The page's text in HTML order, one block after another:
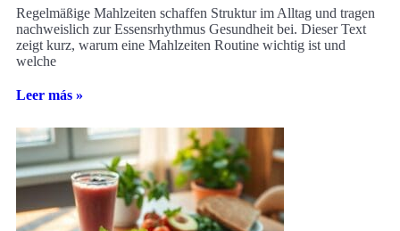
Regelmäßige Mahlzeiten schaffen Struktur im Alltag und tragen
nachweislich zur Essensrhythmus Gesundheit bei. Dieser Text
zeigt kurz, warum eine Mahlzeiten Routine wichtig ist und
welche
Leer más »